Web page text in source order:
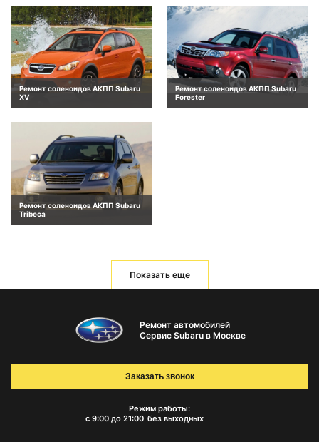
Ремонт соленоидов АКПП Subaru
XV
Ремонт соленоидов АКПП Subaru
Forester
Ремонт соленоидов АКПП Subaru
Tribeca
Показать еще
Ремонт автомобилей
Сервис Subaru в Москве
Режим работы:
с 9:00 до 21:00 без выходных
Заказать звонок